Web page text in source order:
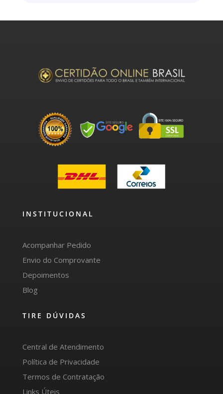
INSTITUCIONAL
Acompanhar Pedido
Envio do Comprovante
Depoimentos
Blog
TIRE DÚVIDAS
Central de Atendimento
Política de Privacidade
Termos de Contratação
Links Úteis